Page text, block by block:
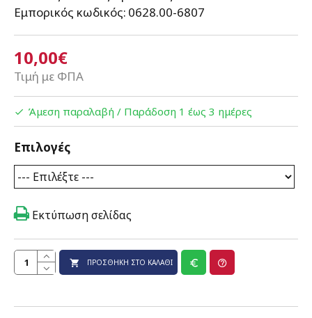
10,00€
Τιμή με ΦΠΑ
Εμπορικός κωδικός: 0628.00-6807
Άμεση παραλαβή / Παράδoση 1 έως 3 ημέρες
Επιλογές
ΠΡΟΣΘΉΚΗ ΣΤΟ ΚΑΛΆΘΙ
Εκτύπωση σελίδας